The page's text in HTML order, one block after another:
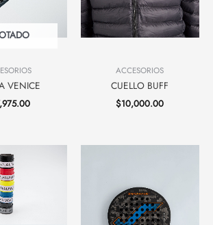
VENICE
ACCESORIOS
CUELLO BUFF
$10,000.00